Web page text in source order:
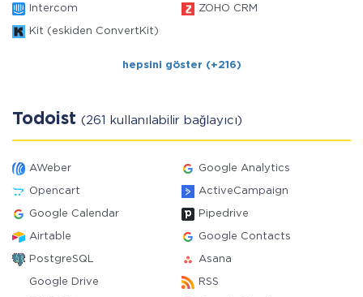
Intercom ZOHO CRM
Kit (eskiden ConvertKit)
hepsini göster (+216)
Todoist (261 kullanılabilir bağlayıcı)
AWeber Google Analytics
Opencart ActiveCampaign
Google Calendar Pipedrive
Airtable Google Contacts
PostgreSQL Asana
Google Drive RSS